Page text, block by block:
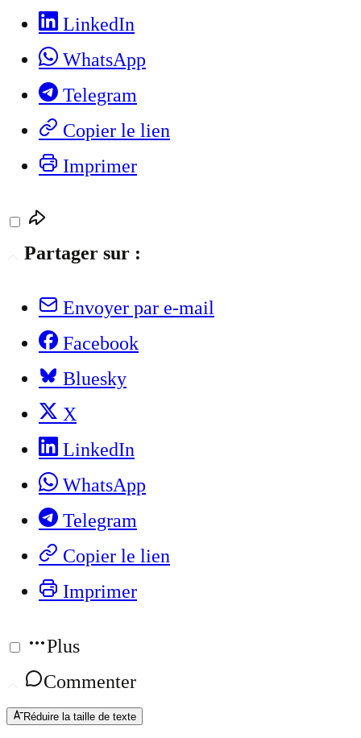
LinkedIn
WhatsApp
Telegram
Copier le lien
Imprimer
Partager sur :
Envoyer par e-mail
Facebook
Bluesky
X
LinkedIn
WhatsApp
Telegram
Copier le lien
Imprimer
Plus
Commenter
Réduire la taille de texte